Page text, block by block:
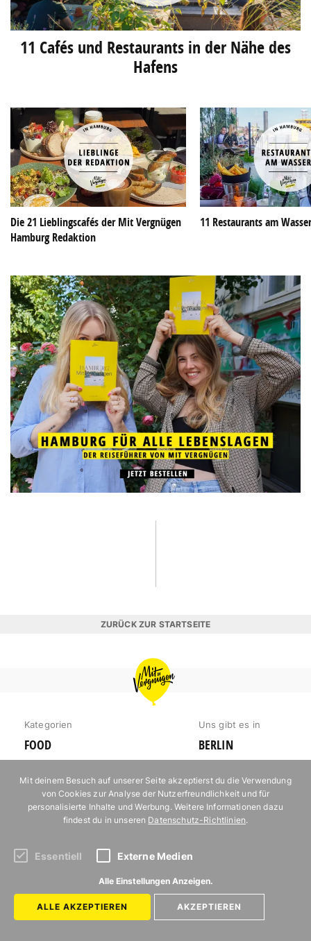
11 Cafés und Restaurants in der Nähe des
Hafens
Die 21 Lieblingscafés der Mit Vergnügen
Hamburg Redaktion
11 Restaurants am
ZURÜCK ZUR STARTSEITE
MIT
VERGNÜGEN
HAMBURG
Kategorien
FOOD
UNTERHALTUNG
AUSGEHEN
MIT KINDERN
Uns gibt es in
BERLIN
MÜNCHEN
KÖLN
Newsletter
Vergnügen
Mit deinem Besuch auf unserer Seite akzeptierst du die Verwendung
von Cookies zur Analyse der Nutzerfreundlichkeit und für
personalisierte Inhalte und Werbung. Weitere Informationen dazu
findest du in unseren Datenschutz-Richtlinien.
Essentiell Externe Medien
Alle Einstellungen Anzeigen.
ALLE AKZEPTIEREN AKZEPTIEREN